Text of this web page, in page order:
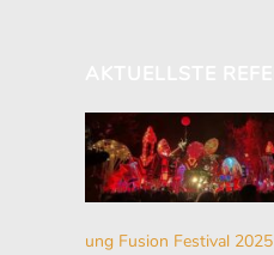
ung Fusion Festival 2025